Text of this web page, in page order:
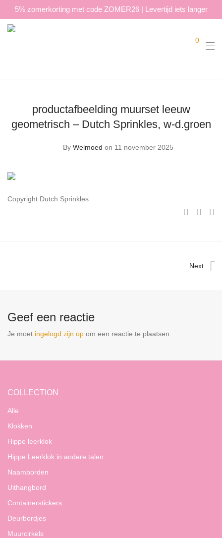
5% zomerkorting met code ZOMER26 | Levertijd iets langer
0
productafbeelding muurset leeuw
geometrisch – Dutch Sprinkles, w-d.groen
By Welmoed on 11 november 2025
Copyright Dutch Sprinkles
Next
Geef een reactie
Je moet ingelogd zijn op om een reactie te plaatsen.
COLLECTION
Alle
Klokken
Hippe leerklok
Hippe Leerklok in andere talen
Naamborden
Uithangbord
Containerstickers
Deurbordjes
Muurcirkels